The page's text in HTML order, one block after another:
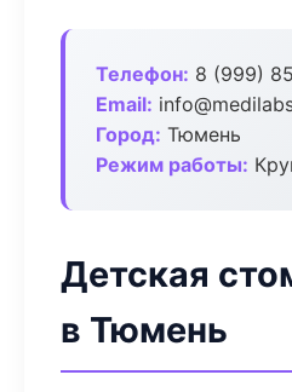
Телефон: 8 (999)
Email:
Город: Тюмень
Режим работы:
Детская
в Тюмень